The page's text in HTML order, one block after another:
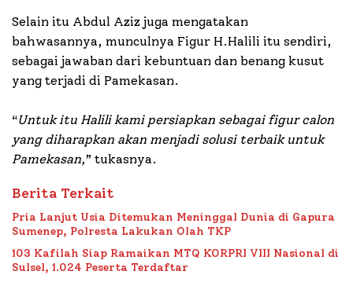
Selain itu Abdul Aziz juga mengatakan
bahwasannya, munculnya Figur H.Halili itu sendiri,
sebagai jawaban dari kebuntuan dan benang kusut
yang terjadi di Pamekasan.
“Untuk itu Halili kami persiapkan sebagai figur calon
yang diharapkan akan menjadi solusi terbaik untuk
Pamekasan,” tukasnya.
Berita Terkait
Pria Lanjut Usia Ditemukan Meninggal Dunia di Gapura
Sumenep, Polresta Lakukan Olah TKP
103 Kafilah Siap Ramaikan MTQ KORPRI VIII Nasional di
Sulsel, 1.024 Peserta Terdaftar